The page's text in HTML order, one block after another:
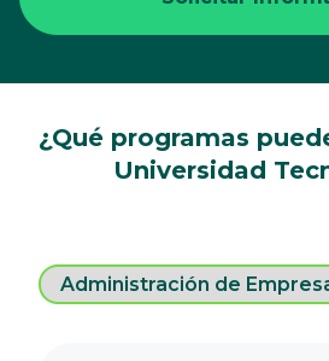
¿Qué programas
Universidad